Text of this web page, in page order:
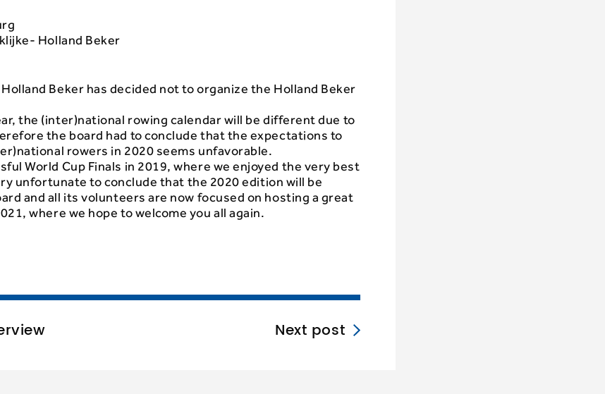
Holland Beker
Beker has decided not to organize the Holland Beker
the (inter)national rowing calendar will be different due to
the board had to conclude that the expectations to
rowers in 2020 seems unfavorable.
World Cup Finals in 2019, where we enjoyed the very best
unfortunate to conclude that the 2020 edition will be
and all its volunteers are now focused on hosting a great
where we hope to welcome you all again.
Next post